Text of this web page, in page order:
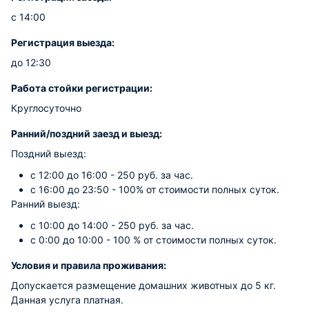
с 14:00
Регистрация выезда:
до 12:30
Работа стойки регистрации:
Круглосуточно
Ранний/поздний заезд и выезд:
Поздний выезд:
с 12:00 до 16:00 - 250 руб. за час.
с 16:00 до 23:50 - 100% от стоимости полных суток.
Ранний выезд:
с 10:00 до 14:00 - 250 руб. за час.
с 0:00 до 10:00 - 100 % от стоимости полных суток.
Условия и правила проживания:
Допускается размещение домашних животных до 5 кг.
Данная услуга платная.